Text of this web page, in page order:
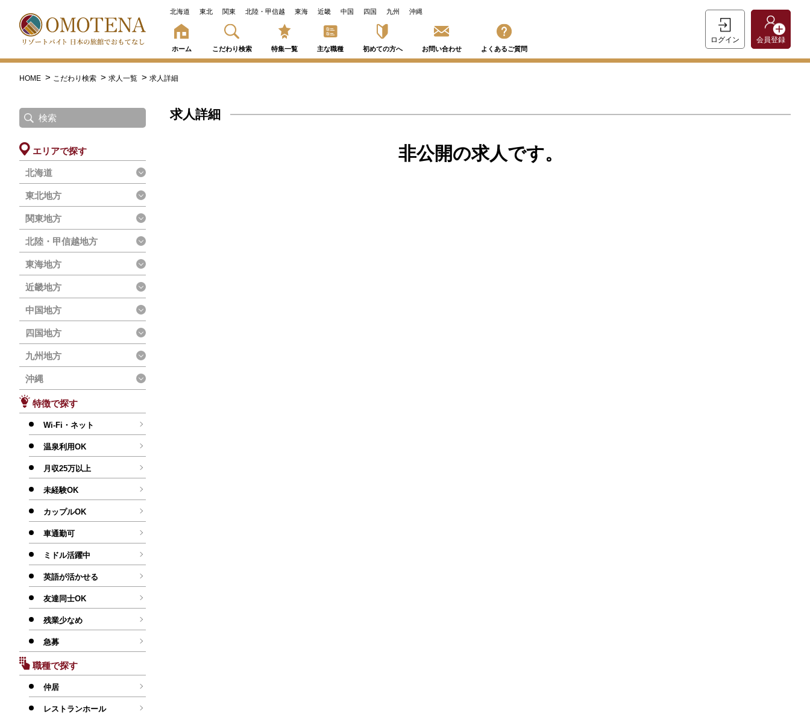
北海道 東北 関東 北陸・甲信越 東海 近畿 中国 四国 九州 沖縄
ホーム こだわり検索 特集一覧 主な職種 初めての方へ お問い合わせ よくあるご質問
ログイン 会員登録
HOME こだわり検索 求人一覧 求人詳細
エリアで探す
北海道
東北地方
関東地方
北陸・甲信越地方
東海地方
近畿地方
中国地方
四国地方
九州地方
沖縄
特徴で探す
Wi-Fi・ネット
温泉利用OK
月収25万以上
未経験OK
カップルOK
車通勤可
ミドル活躍中
英語が活かせる
友達同士OK
残業少なめ
急募
職種で探す
仲居
レストランホール
求人詳細
非公開の求人です。